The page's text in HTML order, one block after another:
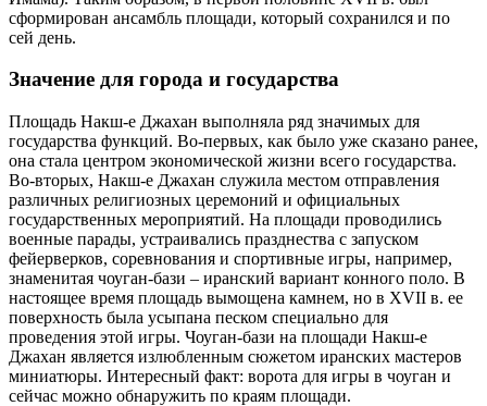
сформирован ансамбль площади, который сохранился и по
сей день.
Значение для города и государства
Площадь Накш-е Джахан выполняла ряд значимых для
государства функций. Во-первых, как было уже сказано ранее,
она стала центром экономической жизни всего государства.
Во-вторых, Накш-е Джахан служила местом отправления
различных религиозных церемоний и официальных
государственных мероприятий. На площади проводились
военные парады, устраивались празднества с запуском
фейерверков, соревнования и спортивные игры, например,
знаменитая чоуган-бази – иранский вариант конного поло. В
настоящее время площадь вымощена камнем, но в XVII в. ее
поверхность была усыпана песком специально для
проведения этой игры. Чоуган-бази на площади Накш-е
Джахан является излюбленным сюжетом иранских мастеров
миниатюры. Интересный факт: ворота для игры в чоуган и
сейчас можно обнаружить по краям площади.